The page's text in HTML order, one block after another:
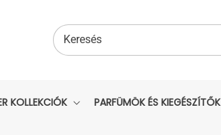
Keresés
KOLLEKCIÓK PARFÜMÖK ÉS KIEGÉSZÍTŐK